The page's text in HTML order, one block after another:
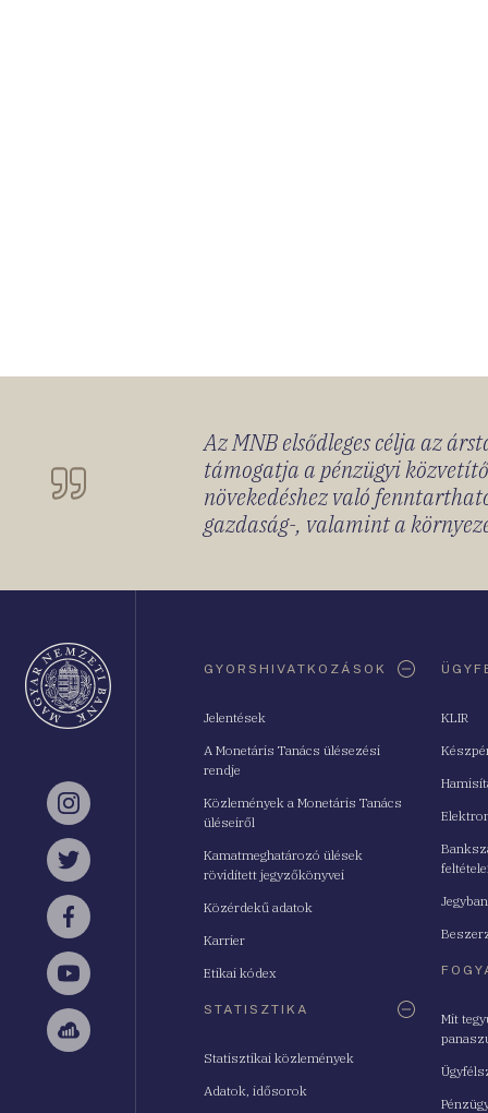
Az MNB elsődleges célja az
támogatja a pénzügyi
növekedéshez való
gazdaság-, valamint a
Instagram
Twitter
Facebook
YouTube
Sellsy
GYORSHIVATKOZÁSOK
Jelentések
A Monetáris Tanács ülésezési
rendje
Közlemények a Monetáris Tanács
üléseiről
Kamatmeghatározó ülések
rövidített jegyzőkönyvei
Közérdekű adatok
Karrier
Etikai kódex
STATISZTIKA
Statisztikai közlemények
Adatok, idősorok
KLIR
Mit